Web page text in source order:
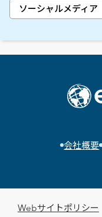
ソーシャルメディア
会社概要
Webサイトポリシー